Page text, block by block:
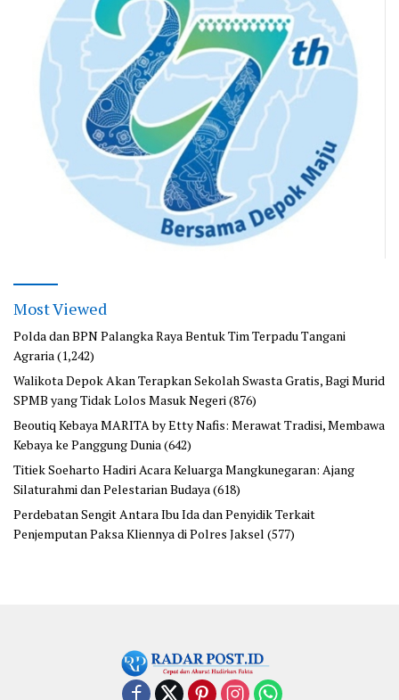
Most Viewed
Polda dan BPN Palangka Raya Bentuk Tim Terpadu Tangani
Agraria(1,242)
Walikota Depok Akan Terapkan Sekolah Swasta Gratis, Bagi Murid
SPMB yang Tidak Lolos Masuk Negeri(876)
Beoutiq Kebaya MARITA by Etty Nafis: Merawat Tradisi, Membawa
Kebaya ke Panggung Dunia(642)
Titiek Soeharto Hadiri Acara Keluarga Mangkunegaran: Ajang
Silaturahmi dan Pelestarian Budaya(618)
Perdebatan Sengit Antara Ibu Ida dan Penyidik Terkait
Penjemputan Paksa Kliennya di Polres Jaksel (577)